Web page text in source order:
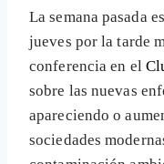
La semana pasada
jueves por la tarde
conferencia en el
sobre las nuevas
apareciendo o
sociedades